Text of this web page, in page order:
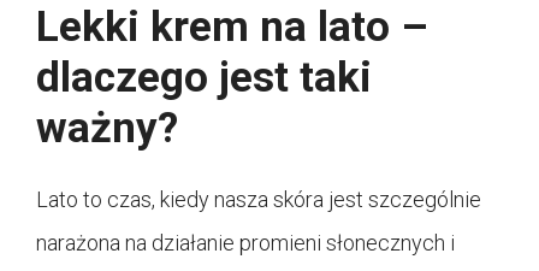
Lekki krem na lato –
dlaczego jest taki
ważny?
Lato to czas, kiedy nasza skóra jest szczególnie
narażona na działanie promieni słonecznych i